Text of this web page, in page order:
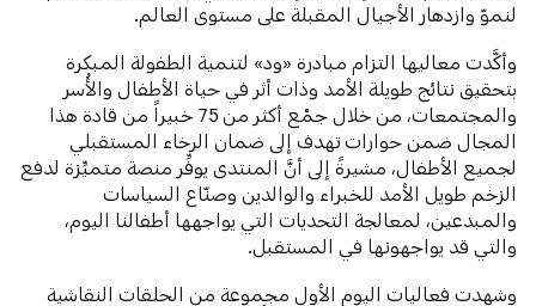
لنموّ وازدهار الأجيال المقبلة على مستوى العالم.
وأكَّدت معاليها التزام مبادرة «ود» لتنمية الطفولة المبكرة
بتحقيق نتائج طويلة الأمد وذات أثر في حياة الأطفال والأُسر
والمجتمعات، من خلال جمْع أكثر من 75 خبيراً من قادة هذا
المجال ضمن حوارات تهدف إلى ضمان الرخاء المستقبلي
لجميع الأطفال، مشيرةً إلى أنَّ المنتدى يوفِّر منصة متميِّزة لدفع
الزخم طويل الأمد للخبراء والوالدين وصنّاع السياسات
والمبدعين، لمعالجة التحديات التي يواجهها أطفالنا اليوم،
والتي قد يواجهونها في المستقبل.
وشهدت فعاليات اليوم الأول مجموعة من الحلقات النقاشية